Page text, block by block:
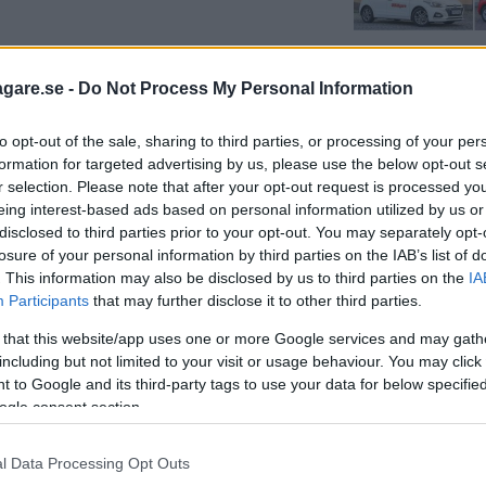
- Do Not Process My Personal Information
opt-out of the sale, sharing to third parties, or processing of your
for targeted advertising by us, please use the below opt-out
selection. Please note that after your opt-out request is processed
interest-based ads based on personal information utilized by us
to third parties prior to your opt-out. You may separately
of your personal information by third parties on the IAB’s list of
This information may also be disclosed by us to third parties on the
Participants that may further disclose it to other third parties.
that this website/app uses one or more Google services and may
but not limited to your visit or usage behaviour. You may
to Google and its third-party tags to use your data for below
consent section.
Data Processing Opt Outs
minus
i pris – de kan vara dyrare nu än när de